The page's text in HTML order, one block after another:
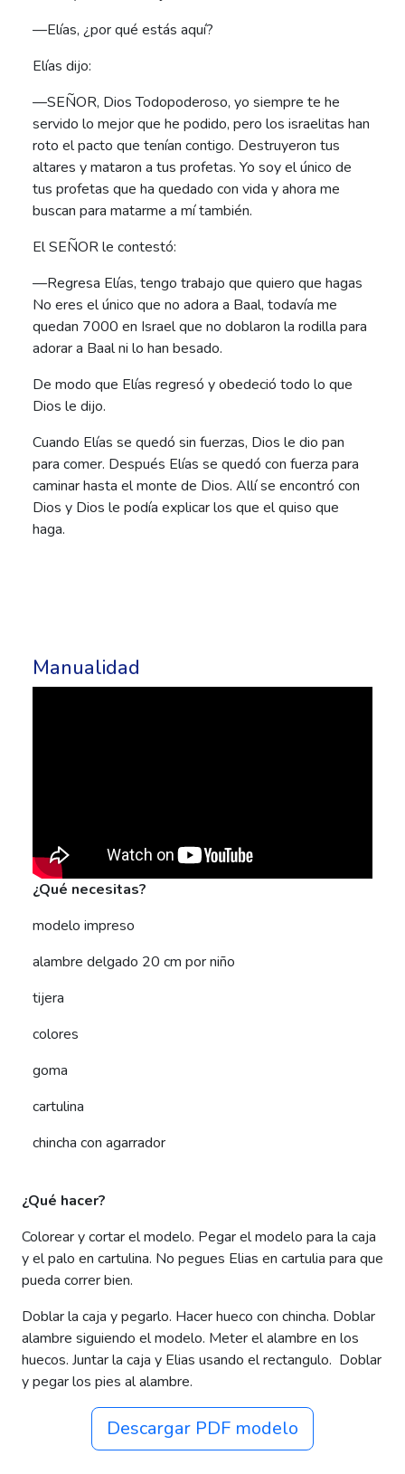
—Elías, ¿por qué estás aquí?
Elías dijo:
—SEÑOR, Dios Todopoderoso, yo siempre te he
servido lo mejor que he podido, pero los israelitas han
roto el pacto que tenían contigo. Destruyeron tus
altares y mataron a tus profetas. Yo soy el único de
tus profetas que ha quedado con vida y ahora me
buscan para matarme a mí también.
El SEÑOR le contestó:
—Regresa Elías, tengo trabajo que quiero que hagas
No eres el único que no adora a Baal, todavía me
quedan 7000 en Israel que no doblaron la rodilla para
adorar a Baal ni lo han besado.
De modo que Elías regresó y obedeció todo lo que
Dios le dijo.
Cuando Elías se quedó sin fuerzas, Dios le dio pan
para comer. Después Elías se quedó con fuerza para
caminar hasta el monte de Dios. Allí se encontró con
Dios y Dios le podía explicar los que el quiso que
haga.
Manualidad
¿Qué necesitas?
modelo impreso
alambre delgado 20 cm por niño
tijera
colores
goma
cartulina
chincha con agarrador
¿Qué hacer?
Colorear y cortar el modelo. Pegar el modelo para la caja
y el palo en cartulina. No pegues Elias en cartulia para que
pueda correr bien.
Doblar la caja y pegarlo. Hacer hueco con chincha. Doblar
alambre siguiendo el modelo. Meter el alambre en los
huecos. Juntar la caja y Elias usando el rectangulo. Doblar
y pegar los pies al alambre.
Descargar PDF modelo